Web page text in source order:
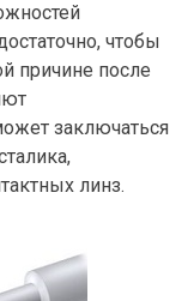
чтобы
причине после
заключаться
линз.